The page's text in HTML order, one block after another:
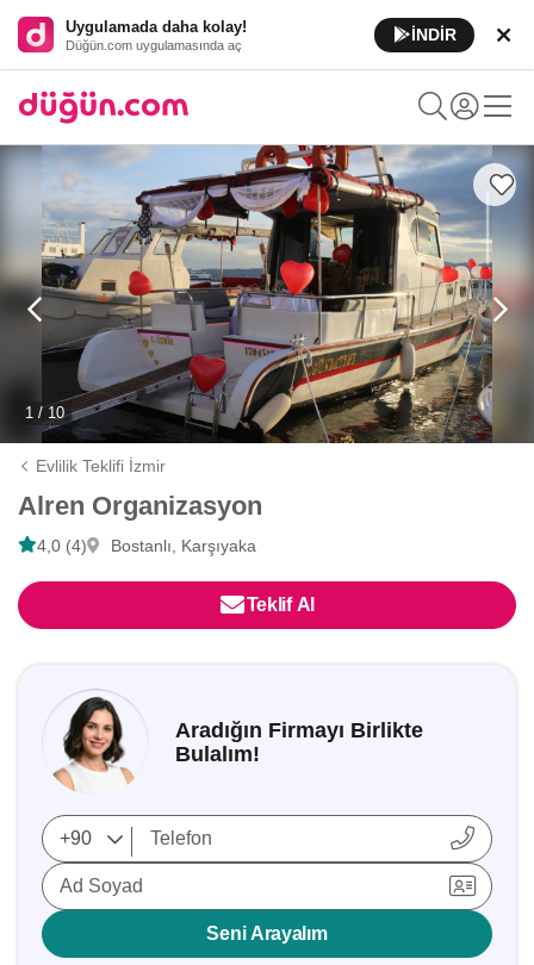
Uygulamada daha kolay!
Düğün.com uygulamasında aç
İNDİR
1 / 10
Evlilik Teklifi İzmir
Alren Organizasyon
4,0 (4) Bostanlı, Karşıyaka
Teklif Al
Aradığın Firmayı Birlikte
Bulalım!
Ad Soyad
Seni Arayalım